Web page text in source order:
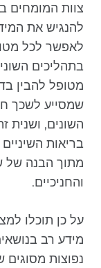
צוות המומחים
להנגיש את
לאפשר לכל
בתהליכים
מטופל להבין
שמסייע לשכך
השונים, ושנית
בריאות השיניים
מתוך הבנה של
והחניכיים.
על כן תוכלו
מידע רב
נפוצות מסוגים